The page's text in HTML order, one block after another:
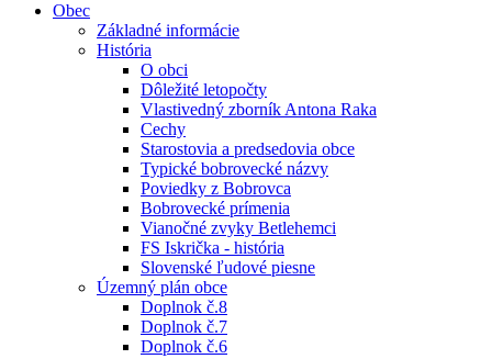
Obec
Základné informácie
História
O obci
Dôležité letopočty
Vlastivedný zborník Antona Raka
Cechy
Starostovia a predsedovia obce
Typické bobrovecké názvy
Poviedky z Bobrovca
Bobrovecké prímenia
Vianočné zvyky Betlehemci
FS Iskrička - história
Slovenské ľudové piesne
Územný plán obce
Doplnok č.8
Doplnok č.7
Doplnok č.6